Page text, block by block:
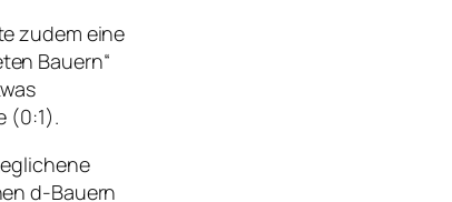
zudem eine
Bauern“
(0:1).
d-Bauern